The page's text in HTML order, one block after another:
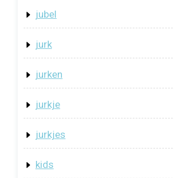
jubel
jurk
jurken
jurkje
jurkjes
kids